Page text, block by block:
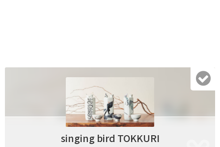
singing bird TOKKURI